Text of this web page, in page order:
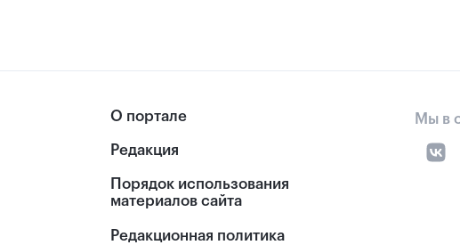
О портале
Редакция
Порядок использования
материалов сайта
Редакционная политика
Мы в